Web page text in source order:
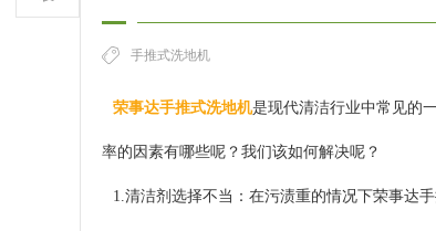
手推式洗地机
荣事达手推式洗地机是现代清洁行业中常见的
率的因素有哪些呢？我们该如何解决呢？
1.清洁剂选择不当：在污渍重的情况下荣事达